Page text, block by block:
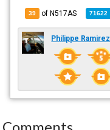
39 of N517AS 71622
Philippe Ramirez